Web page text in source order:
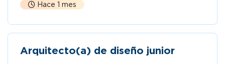
Hace 1 mes
Arquitecto(a) de diseño junior